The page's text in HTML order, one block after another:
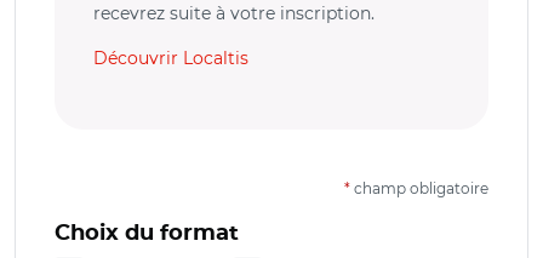
recevrez suite à votre inscription.
Découvrir Localtis
* champ obligatoire
Choix du format